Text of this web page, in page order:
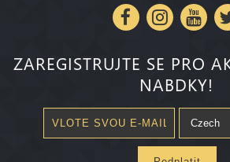
ZAREGISTRUJTE SE PRO
NABDKY!